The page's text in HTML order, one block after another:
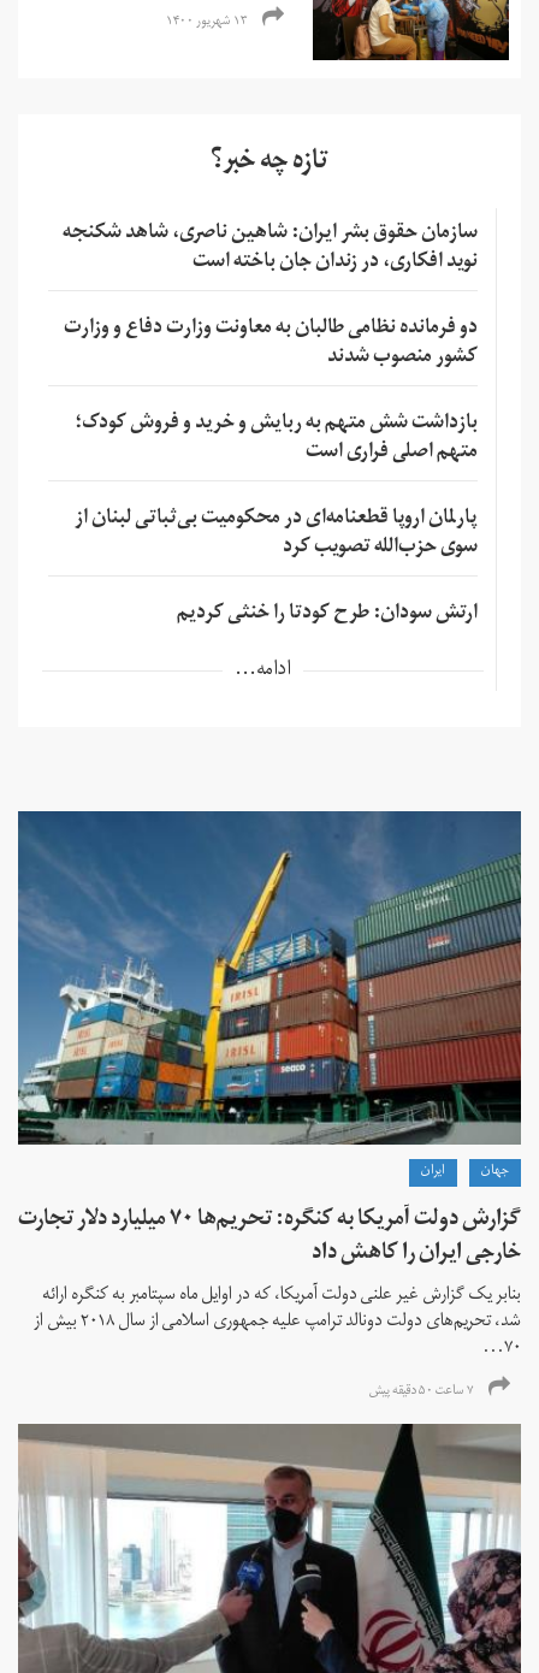
۱۳ شهریور ۱۴۰۰
تازه چه خبر؟
سازمان حقوق بشر ایران: شاهین ناصری، شاهد شکنجه
نوید افکاری، در زندان جان باخته است
دو فرمانده نظامی طالبان به معاونت وزارت دفاع و وزارت
کشور منصوب شدند
بازداشت شش متهم به ربایش و خرید و فروش کودک؛
متهم اصلی فراری است
پارلمان اروپا قطعنامه‌ای در محکومیت بی‌ثباتی لبنان از
سوی حزب‌الله تصویب کرد
ارتش سودان: طرح کودتا را خنثی کردیم
ادامه...
جهان ايران
گزارش دولت آمریکا به کنگره: تحریم‌ها ۷۰ میلیارد دلار تجارت
خارجی ایران را کاهش داد
بنابر یک گزارش غیر علنی دولت آمریکا، که در اوایل ماه سپتامبر به کنگره ارائه
شد، تحریم‌های دولت دونالد ترامپ علیه جمهوری اسلامی از سال ۲۰۱۸ بیش از
۷۰...
۷ ساعت ۵۰ دقیقه پیش